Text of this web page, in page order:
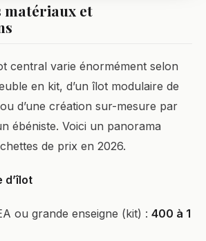
matériaux et
central varie énormément selon
en kit, d’un îlot modulaire de
d’une création sur-mesure par
ébéniste. Voici un panorama
de prix en 2026.
d’îlot
ou grande enseigne (kit) : 400 à 1